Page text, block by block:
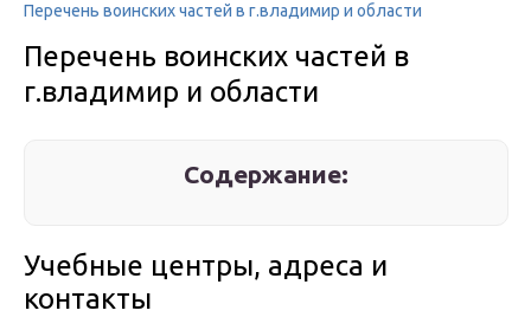
Перечень воинских частей в г.владимир и области
Перечень воинских частей в
г.владимир и области
Содержание:
Учебные центры, адреса и
контакты